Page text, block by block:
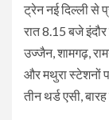
ट्रेन नई दिल्ली से
रात 8.15 बजे
उज्जैन, शामगढ़,
और मथुरा स्टेशनों
तीन थर्ड एसी,